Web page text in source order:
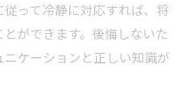
って冷静に対応すれば、将
ができます。後悔しないた
ケーションと正しい知識が